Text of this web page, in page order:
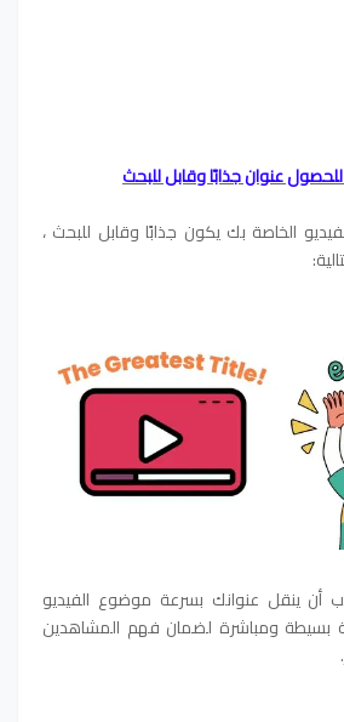
الخاصة بك يكون جذابًا وقابل للبحث ،
أن ينقل عنوانك بسرعة موضوع الفيديو
بسيطة ومباشرة لضمان فهم المشاهدين